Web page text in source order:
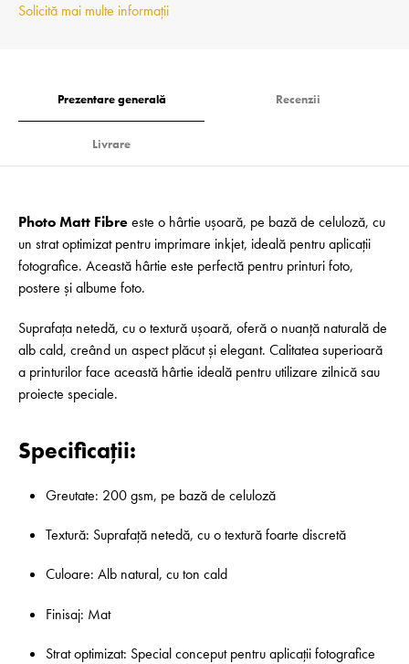
Solicită mai multe informații
Prezentare generală Recenzii
Livrare
Photo Matt Fibreeste o hârtie ușoară, pe bază de celuloză, cu
un strat optimizat pentru imprimare inkjet, ideală pentru aplicații
fotografice. Această hârtie este perfectă pentru printuri foto,
postere și albume foto.
Suprafața netedă, cu o textură ușoară, oferă o nuanță naturală de
alb cald, creând un aspect plăcut și elegant. Calitatea superioară
a printurilor face această hârtie ideală pentru utilizare zilnică sau
proiecte speciale.
Specificații:
Greutate: 200 gsm, pe bază de celuloză
Textură: Suprafață netedă, cu o textură foarte discretă
Culoare: Alb natural, cu ton cald
Finisaj: Mat
Strat optimizat: Special conceput pentru aplicații fotografice